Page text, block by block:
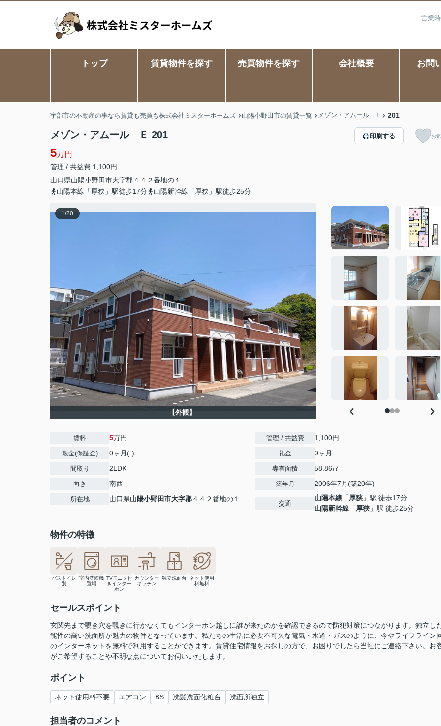
営業
トップ 賃貸物件を探す 売買物件を探す 会社概要 お問
宇部市の不動産の事なら賃貸も売買も株式会社ミスターホームズ 山陽小野田市の賃貸一覧 メゾン・アムール Ｅ 201
メゾン・アムール Ｅ 201
5万円
管理 / 共益費 1,100円
山口県山陽小野田市大字郡４４２番地の１
山陽本線「厚狭」駅徒歩17分
山陽新幹線「厚狭」駅徒歩25分
印刷する お
1/20
【外観】
賃料 5万円
敷金(保証金) 0ヶ月(-)
間取り 2LDK
向き 南西
所在地 山口県山陽小野田市大字郡４４２番地の１
管理 / 共益費 1,100円
礼金 0ヶ月
専有面積 58.86㎡
築年月 2006年7月(築20年)
交通
山陽本線 「厚狭 」駅 徒歩17分
山陽新幹線 「厚狭 」駅 徒歩25分
物件の特徴
バストイレ
別
室内洗濯機
置場
TVモニタ付
きインター
ホン
カウンター
キッチン
独立洗面台
ネット使用
料無料
セールスポイント
玄関先まで覗き穴を覗きに行かなくてもインターホン越しに誰が来たのかを確認できるので防犯対策につながります。独立し
能性の高い洗面所が魅力の物件となっています。私たちの生活に必要不可欠な電気・水道・ガスのように、今やライフライン
のインターネットを無料で利用することができます。賃貸住宅情報をお探しの方で、お困りでしたら当社にご連絡下さい。お
がご希望することや不明な点についてお伺いいたします。
ポイント
ネット使用料不要 エアコン BS 洗髪洗面化粧台 洗面所独立
担当者のコメント